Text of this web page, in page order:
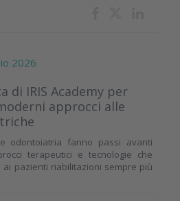
2026
di IRIS Academy per
approcci alle
odontoiatria fanno passi avanti
terapeutici e tecnologie che
pazienti riabilitazioni sempre più